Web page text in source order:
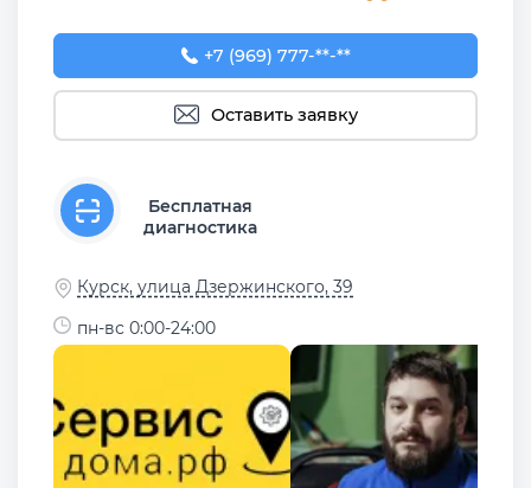
+7 (969) 777-50-55
+7 (969) 777-**-**
Оставить заявку
Бесплатная
диагностика
Курск, улица Дзержинского, 39
пн-вс 0:00-24:00